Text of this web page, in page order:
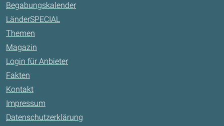
Begabungskalender
LänderSPECIAL
Themen
Magazin
Login für Anbieter
Fakten
Kontakt
Impressum
Datenschutzerklärung